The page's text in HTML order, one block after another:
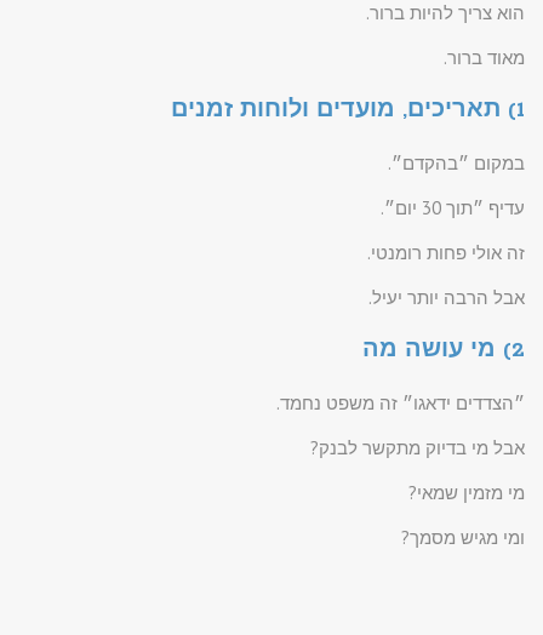
הוא צריך להיות ברור.
מאוד ברור.
1) תאריכים, מועדים ולוחות זמנים
במקום ״בהקדם״.
עדיף ״תוך 30 יום״.
זה אולי פחות רומנטי.
אבל הרבה יותר יעיל.
2) מי עושה מה
״הצדדים ידאגו״ זה משפט נחמד.
אבל מי בדיוק מתקשר לבנק?
מי מזמין שמאי?
ומי מגיש מסמך?